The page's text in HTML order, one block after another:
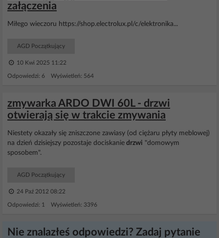
załączenia
Miłego wieczoru https://shop.electrolux.pl/c/elektronika...
AGD Początkujący
10 Kwi 2025 11:22
Odpowiedzi: 6 Wyświetleń: 564
zmywarka ARDO DWI 60L - drzwi
otwierają się w trakcie zmywania
Niestety okazały się zniszczone zawiasy (od ciężaru płyty meblowej)
na dzień dzisiejszy pozostaje dociskanie drzwi "domowym
sposobem".
AGD Początkujący
24 Paź 2012 08:22
Odpowiedzi: 1 Wyświetleń: 3396
Nie znalazłeś odpowiedzi? Zadaj pytanie